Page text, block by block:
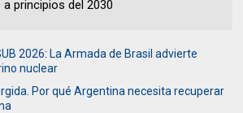
principios del 2030
2026: La Armada de Brasil advierte
nuclear
Por qué Argentina necesita recuperar